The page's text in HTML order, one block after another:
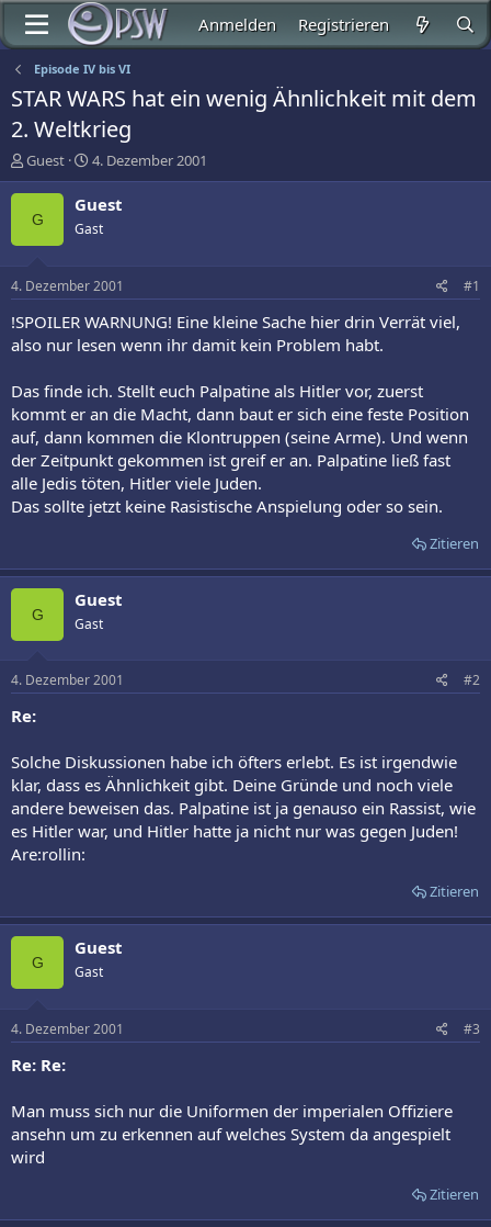
Anmelden Registrieren
Episode IV bis VI
STAR WARS hat ein wenig Ähnlichkeit mit dem
2. Weltkrieg
E
r
s
l
e
r
Guest
E
r
s
e
t
a
4. Dezember 2001
G
Guest
Gast
4. Dezember 2001 #1
!SPOILER WARNUNG! Eine kleine Sache hier drin Verrät viel,
also nur lesen wenn ihr damit kein Problem habt.
Das finde ich. Stellt euch Palpatine als Hitler vor, zuerst
kommt er an die Macht, dann baut er sich eine feste Position
auf, dann kommen die Klontruppen (seine Arme). Und wenn
der Zeitpunkt gekommen ist greif er an. Palpatine ließ fast
alle Jedis töten, Hitler viele Juden.
Das sollte jetzt keine Rasistische Anspielung oder so sein.
Zitieren
G
Guest
Gast
4. Dezember 2001 #2
Re:
Solche Diskussionen habe ich öfters erlebt. Es ist irgendwie
klar, dass es Ähnlichkeit gibt. Deine Gründe und noch viele
andere beweisen das. Palpatine ist ja genauso ein Rassist, wie
es Hitler war, und Hitler hatte ja nicht nur was gegen Juden!
Are:rollin:
Zitieren
G
Guest
Gast
4. Dezember 2001 #3
Re: Re:
Man muss sich nur die Uniformen der imperialen Offiziere
ansehn um zu erkennen auf welches System da angespielt
wird
Zitieren